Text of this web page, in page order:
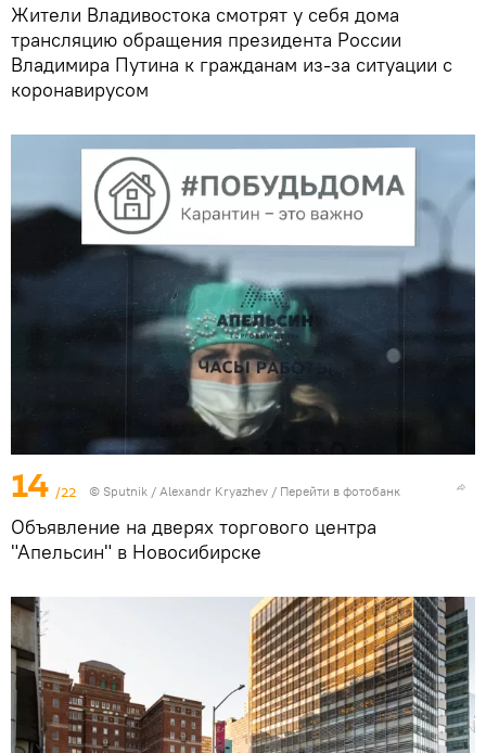
Жители Владивостока смотрят у себя дома
трансляцию обращения президента России
Владимира Путина к гражданам из-за ситуации с
коронавирусом
14 /22 © Sputnik / Alexandr Kryazhev / Перейти в фотобанк
Объявление на дверях торгового центра
"Апельсин" в Новосибирске